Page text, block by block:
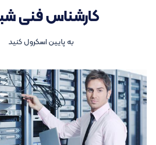
کارشناس فنی
به پایین اسکرول کنید